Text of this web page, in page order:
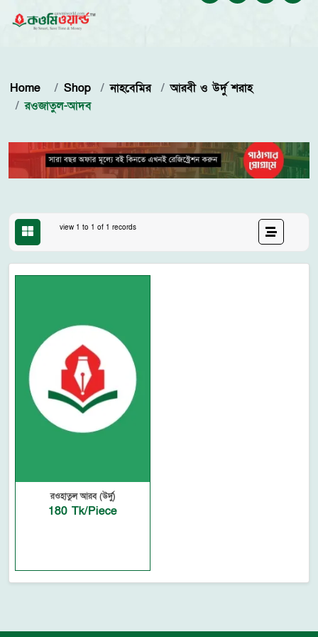
Home Shop নাহবেমির
আরবী ও উর্দু শরাহ
রওজাতুল-আদব
view 1 to 1 of 1 records
রওহাতুল আরব (উর্দু)
180 Tk/Piece